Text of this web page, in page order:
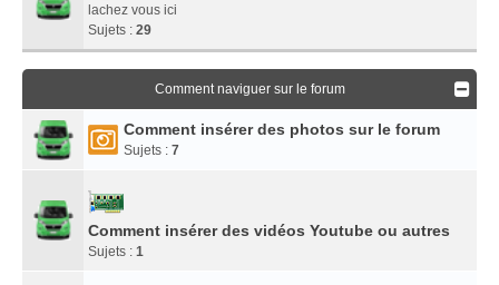
lachez vous ici
Sujets : 29
Comment naviguer sur le forum
Comment insérer des photos sur le forum
Sujets : 7
Comment insérer des vidéos Youtube ou autres
Sujets : 1